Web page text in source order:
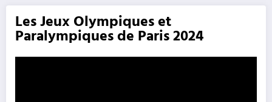
Les Jeux Olympiques et
Paralympiques de Paris 2024